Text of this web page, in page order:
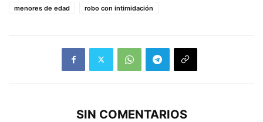
menores de edad
robo con intimidación
SIN COMENTARIOS